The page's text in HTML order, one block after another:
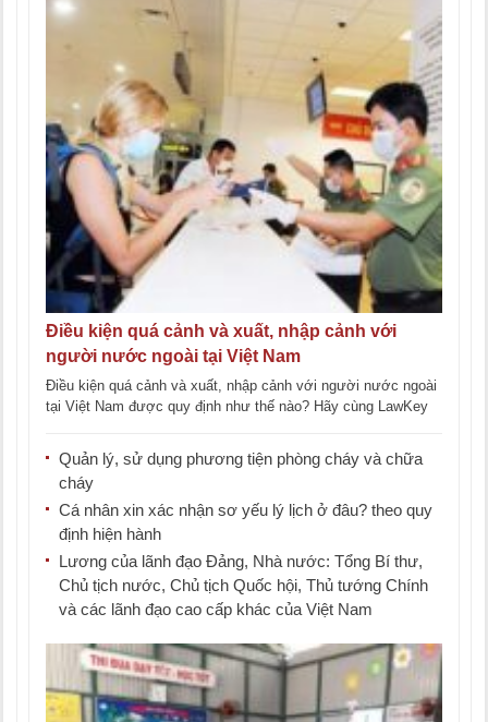
Điều kiện quá cảnh và xuất, nhập cảnh với
người nước ngoài tại Việt Nam
Điều kiện quá cảnh và xuất, nhập cảnh với người nước ngoài
tại Việt Nam được quy định như thế nào? Hãy cùng LawKey
Quản lý, sử dụng phương tiện phòng cháy và chữa
cháy
Cá nhân xin xác nhận sơ yếu lý lịch ở đâu? theo quy
định hiện hành
Lương của lãnh đạo Đảng, Nhà nước: Tổng Bí thư,
Chủ tịch nước, Chủ tịch Quốc hội, Thủ tướng Chính
và các lãnh đạo cao cấp khác của Việt Nam